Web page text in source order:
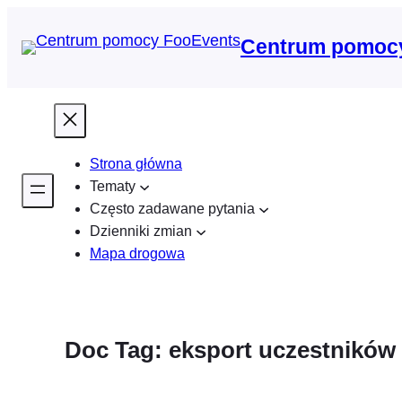
do
Centrum
Strona główna
Tematy
Często zadawane pytania
Dzienniki zmian
Mapa drogowa
Doc Tag: eksport uczestników